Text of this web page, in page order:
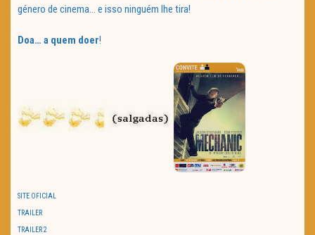
género de cinema… e isso ninguém lhe tira!
Doa… a quem doer!
SITE OFICIAL
TRAILER
TRAILER 2